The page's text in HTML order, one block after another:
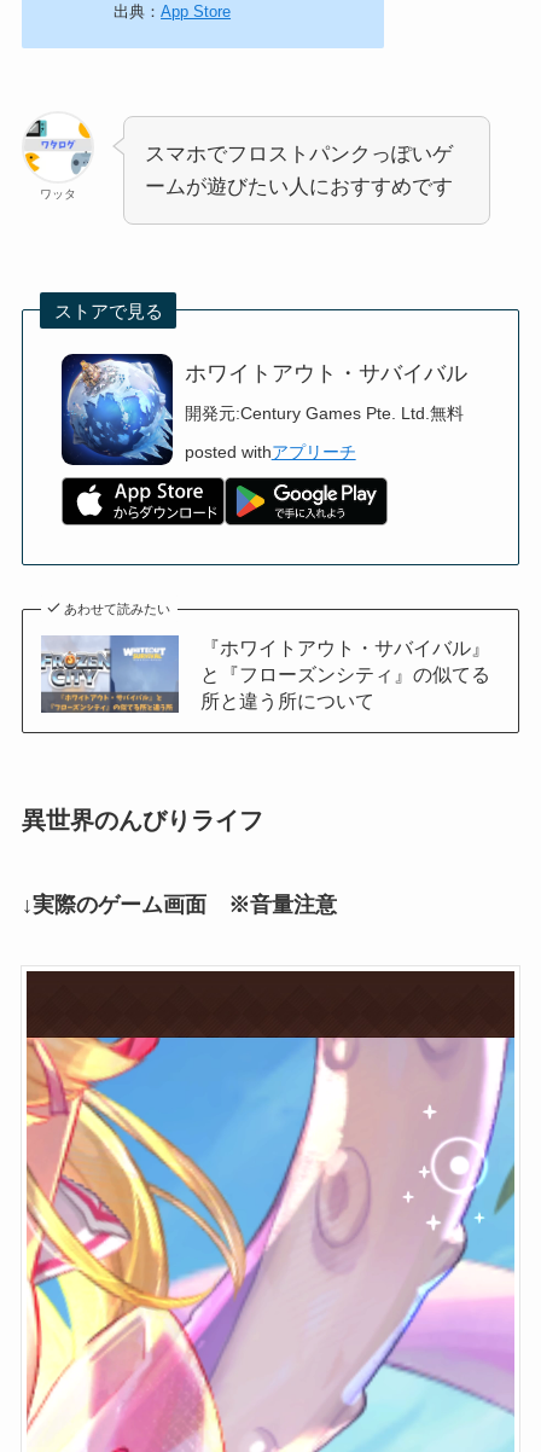
出典：App Store
ワッタ
スマホでフロストパンクっぽいゲ
ームが遊びたい人におすすめです
ストアで見る
ホワイトアウト・サバイバル
開発元:Century Games Pte. Ltd.無料
posted withアプリーチ
あわせて読みたい
『ホワイトアウト・サバイバル』
と『フローズンシティ』の似てる
所と違う所について
異世界のんびりライフ
↓実際のゲーム画面 ※音量注意